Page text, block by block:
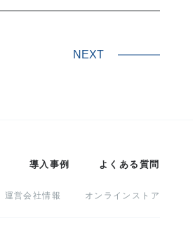
NEXT
導入事例 よくある質問
運営会社情報 オンラインストア